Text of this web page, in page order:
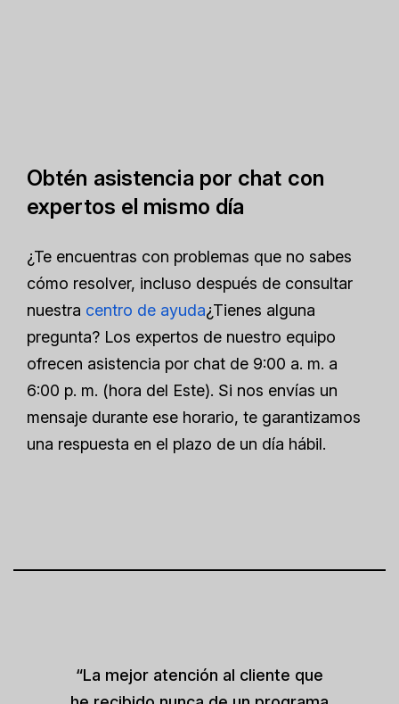
Obtén asistencia por chat con
expertos el mismo día
¿Te encuentras con problemas que no sabes
cómo resolver, incluso después de consultar
nuestra centro de ayuda¿Tienes alguna
pregunta? Los expertos de nuestro equipo
ofrecen asistencia por chat de 9:00 a. m. a
6:00 p. m. (hora del Este). Si nos envías un
mensaje durante ese horario, te garantizamos
una respuesta en el plazo de un día hábil.
“La mejor atención al cliente que